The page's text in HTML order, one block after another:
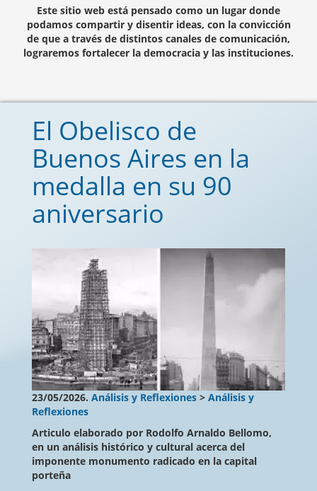
Este sitio web está pensado como un lugar donde
podamos compartir y disentir ideas, con la convicción
de que a través de distintos canales de comunicación,
lograremos fortalecer la democracia y las instituciones.
El Obelisco de
Buenos Aires en la
medalla en su 90
aniversario
23/05/2026. Análisis y Reflexiones > Análisis y
Reflexiones
Articulo elaborado por Rodolfo Arnaldo Bellomo,
en un análisis histórico y cultural acerca del
imponente monumento radicado en la capital
porteña